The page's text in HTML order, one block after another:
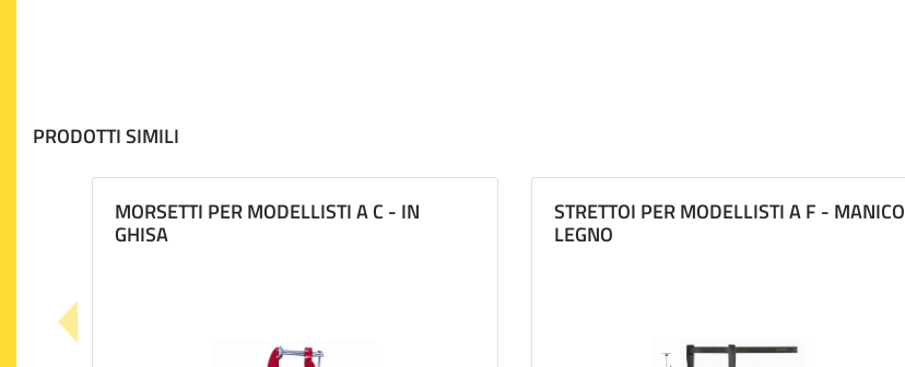
PRODOTTI SIMILI
MORSETTI PER MODELLISTI A C - IN
GHISA
STRETTOI PER MODELLISTI A F - MANICO
LEGNO